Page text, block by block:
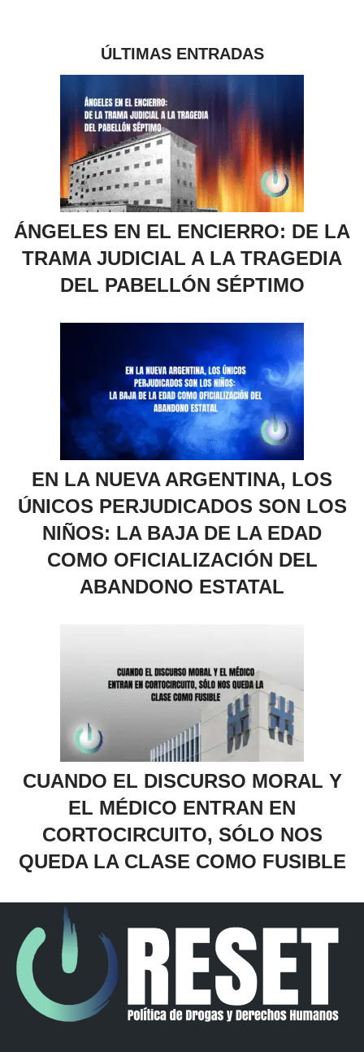
ÚLTIMAS ENTRADAS
ÁNGELES EN EL ENCIERRO: DE LA
TRAMA JUDICIAL A LA TRAGEDIA
DEL PABELLÓN SÉPTIMO
EN LA NUEVA ARGENTINA, LOS
ÚNICOS PERJUDICADOS SON LOS
NIÑOS: LA BAJA DE LA EDAD
COMO OFICIALIZACIÓN DEL
ABANDONO ESTATAL
CUANDO EL DISCURSO MORAL Y
EL MÉDICO ENTRAN EN
CORTOCIRCUITO, SÓLO NOS
QUEDA LA CLASE COMO FUSIBLE